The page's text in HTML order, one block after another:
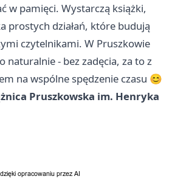
w pamięci. Wystarczą książki,
prostych działań, które budują
czytelnikami. W Pruszkowie
naturalnie - bez zadęcia, za to z
na wspólne spędzenie czasu 😊
Pruszkowska im. Henryka